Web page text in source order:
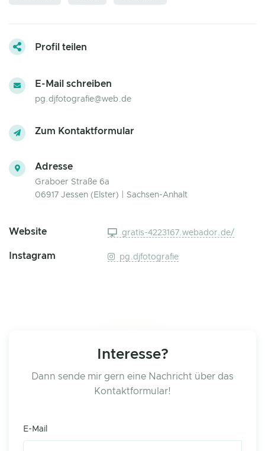
Profil teilen
E-Mail schreiben
pg.djfotografie@web.de
Zum Kontaktformular
Adresse
Graboer Straße 6a
06917 Jessen (Elster) | Sachsen-Anhalt
Website gratis-4223167.webador.de/
Instagram pg.djfotografie
Interesse?
Dann sende mir gern eine Nachricht über das
Kontaktformular!
E-Mail